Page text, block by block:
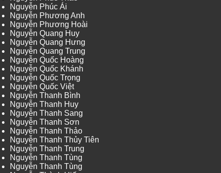
Nguyễn Phúc Ái
Nguyễn Phương Anh
Nguyễn Phương Hoài
Nguyễn Quang Huy
Nguyễn Quang Hưng
Nguyễn Quang Trung
Nguyễn Quốc Hoàng
Nguyễn Quốc Khánh
Nguyễn Quốc Trọng
Nguyễn Quốc Việt
Nguyễn Thanh Bình
Nguyễn Thanh Huy
Nguyễn Thanh Sang
Nguyễn Thanh Sơn
Nguyễn Thanh Thảo
Nguyễn Thanh Thủy Tiên
Nguyễn Thanh Trung
Nguyễn Thanh Tùng
Nguyễn Thanh Tùng